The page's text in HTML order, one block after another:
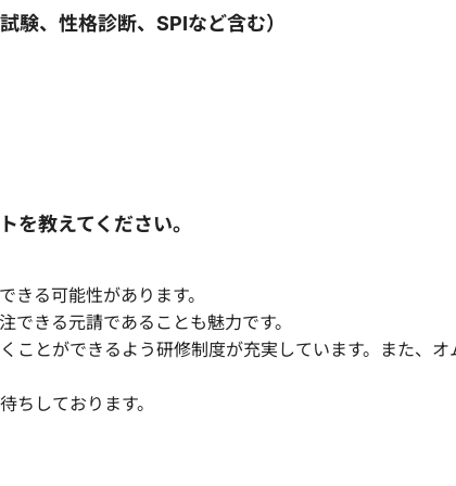
験、性格診断、SPIなど含む）
を教えてください。
きる可能性があります。
きる元請であることも魅力です。
ことができるよう研修制度が充実しています。また、
ちしております。